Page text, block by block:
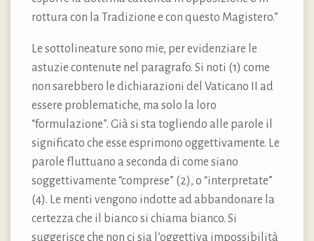
rottura con la Tradizione e con questo Magistero.”
Le sottolineature sono mie, per evidenziare le
astuzie contenute nel paragrafo. Si noti (1) come
non sarebbero le dichiarazioni del Vaticano II ad
essere problematiche, ma solo la loro
“formulazione”. Già si sta togliendo alle parole il
significato che esse esprimono oggettivamente. Le
parole fluttuano a seconda di come siano
soggettivamente “comprese” (2), o “interpretate”
(4). Le menti vengono indotte ad abbandonare la
certezza che il bianco si chiama bianco. Si
suggerisce che non ci sia l’oggettiva impossibilità